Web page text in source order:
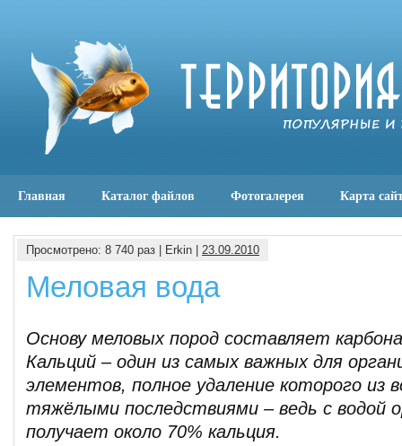
Главная Каталог файлов Фотогалерея Карта
Просмотрено: 8 740 раз | Erkin | 23.09.2010
Меловая вода
Основу меловых пород составляет
Кальций – один из самых важных для
элементов, полное удаление которого из
тяжёлыми последствиями – ведь с водой
получает около 70% кальция.